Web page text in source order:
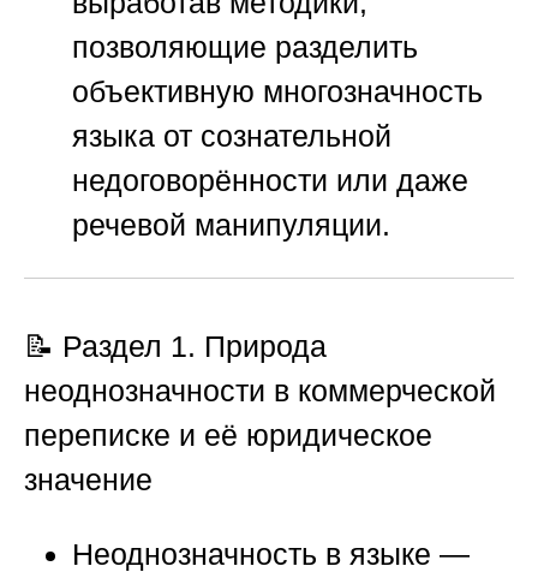
позволяющие разделить
объективную многозначность
языка от сознательной
недоговорённости или даже
речевой манипуляции.
📝 Раздел 1. Природа
неоднозначности в коммерческой
переписке и её юридическое
значение
Неоднозначность в языке —